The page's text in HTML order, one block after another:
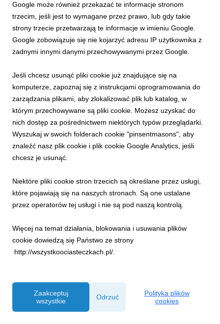
Szukasz pomysłu na udane wakacje? Rusz w góry i przekonaj
się, że tam nie ma miejsca na nudę! Program letnich wydarzeń
zapowiada się bardzo ciekawie oraz będzie idealną propozycją
dla rodzin i przyjaciół, którzy chcą połączyć regenerujący
INFORMACJE PRASOWE
Moc letnich wydarzeń i pięknych widoków na
Gubałówce i Butorowym Wierchu!
Tego lata Gubałówka i Butorowy Wierch udowodnią, że w
górach nie ma miejsca na nudę! Dwa niezwykłe punkty
widokowe zamienią się na całe wakacje w wielką strefę
Google może również przekazać te informacje stronom
trzecim, jeśli jest to wymagane przez prawo, lub gdy takie
strony trzecie przetwarzają te informacje w imieniu Google.
Google zobowiązuje się nie kojarzyć adresu IP użytkownika z
żadnymi innymi danymi przechowywanymi przez Google.
Jeśli chcesz usunąć pliki cookie już znajdujące się na
komputerze, zapoznaj się z instrukcjami oprogramowania do
zarządzania plikami, aby zlokalizować plik lub katalog, w
którym przechowywane są pliki cookie. Możesz uzyskać do
nich dostęp za pośrednictwem niektórych typów przeglądarki.
Wyszukaj w swoich folderach cookie "pinsentmasons", aby
znaleźć nasz plik cookie i plik cookie Google Analytics, jeśli
chcesz je usunąć.
Niektóre pliki cookie stron trzecich są określane przez usługi,
które pojawiają się na naszych stronach. Są one ustalane
przez operatorów tej usługi i nie są pod naszą kontrolą.
Więcej na temat działania, blokowania i usuwania plików
cookie dowiedzą się Państwo ze strony
http://wszystkoociasteczkach.pl/.
Zaakceptuj
wszystkie
Odrzuć
Polityka plików
cookies